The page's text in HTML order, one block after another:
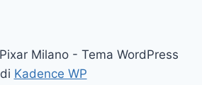
Milano - Tema WordPress
di Kadence WP